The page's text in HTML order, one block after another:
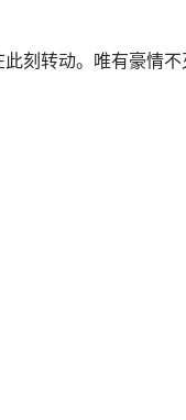
此刻转动。唯有豪情不